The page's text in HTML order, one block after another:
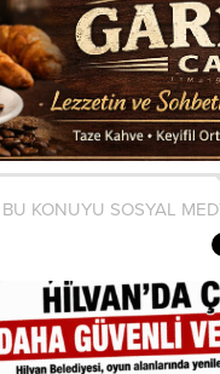
BU KONUYU SOSYAL